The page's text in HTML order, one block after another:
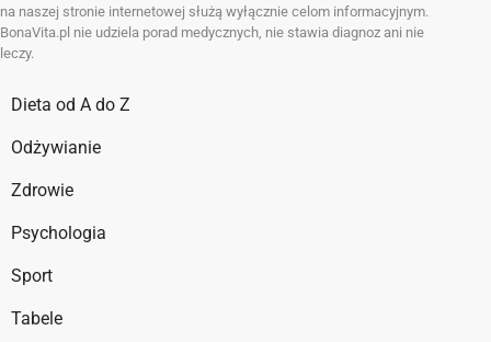
na naszej stronie internetowej służą wyłącznie celom informacyjnym.
BonaVita.pl nie udziela porad medycznych, nie stawia diagnoz ani nie
leczy.
Dieta od A do Z
Odżywianie
Zdrowie
Psychologia
Sport
Tabele